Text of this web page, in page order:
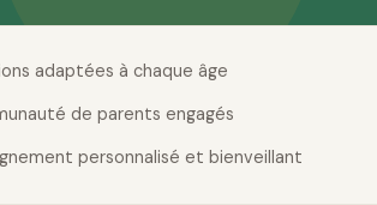
adaptées à chaque âge
de parents engagés
personnalisé et bienveillant